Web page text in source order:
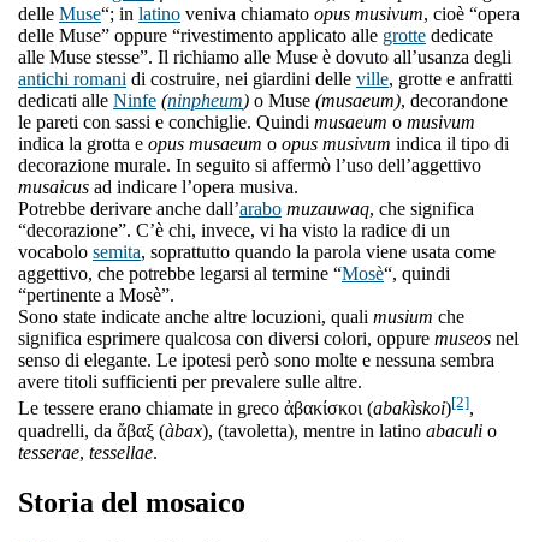
delle Muse“; in latino veniva chiamato opus musivum, cioè “opera
delle Muse” oppure “rivestimento applicato alle grotte dedicate
alle Muse stesse”. Il richiamo alle Muse è dovuto all’usanza degli
antichi romani di costruire, nei giardini delle ville, grotte e anfratti
dedicati alle Ninfe (ninpheum) o Muse (musaeum), decorandone
le pareti con sassi e conchiglie. Quindi musaeum o musivum
indica la grotta e opus musaeum o opus musivum indica il tipo di
decorazione murale. In seguito si affermò l’uso dell’aggettivo
musaicus ad indicare l’opera musiva.
Potrebbe derivare anche dall’arabo muzauwaq, che significa
“decorazione”. C’è chi, invece, vi ha visto la radice di un
vocabolo semita, soprattutto quando la parola viene usata come
aggettivo, che potrebbe legarsi al termine “Mosè“, quindi
“pertinente a Mosè”.
Sono state indicate anche altre locuzioni, quali musium che
significa esprimere qualcosa con diversi colori, oppure museos nel
senso di elegante. Le ipotesi però sono molte e nessuna sembra
avere titoli sufficienti per prevalere sulle altre.
Le tessere erano chiamate in greco ἀβακίσκοι (abakìskoi)[2],
quadrelli, da ἄβαξ (àbax), (tavoletta), mentre in latino abaculi o
tesserae, tessellae.
Storia del mosaico